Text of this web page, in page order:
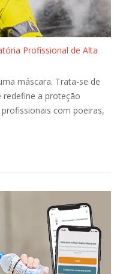
Profissional de Alta
máscara. Trata-se de
a proteção
com poeiras,